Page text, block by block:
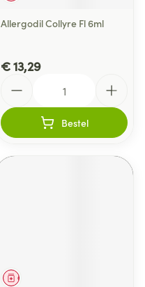
Allergodil Collyre Fl 6ml
€ 13,29
Bestel
Geneesmiddel